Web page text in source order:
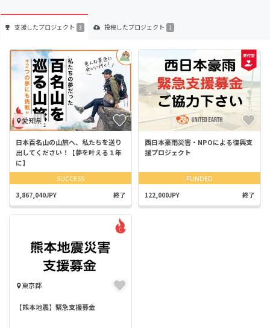
支援したプロジェクト 3 投稿したプロジェクト 1
愛知県
日本百名山の山旅へ、私たちを送り
出してください！【夢を叶える１年
に】
SUCCESS
3,867,040JPY 終了
西日本豪雨災害・NPOによる復興支
援プロジェクト
FUNDED
122,000JPY 終了
東京都
【熊本地震】緊急支援募金